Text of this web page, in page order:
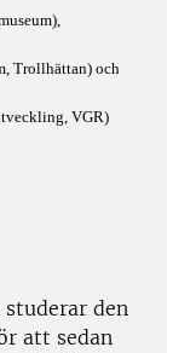
Trollhättan) och
VGR)
studerar den
att sedan